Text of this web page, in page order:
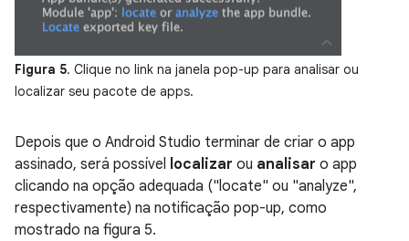
Figura 5. Clique no link na janela pop-up para analisar ou
localizar seu pacote de apps.
Depois que o Android Studio terminar de criar o app
assinado, será possível localizar ou analisar o app
clicando na opção adequada ("locate" ou "analyze",
respectivamente) na notificação pop-up, como
mostrado na figura 5.